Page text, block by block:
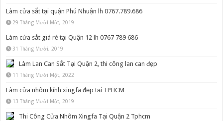
Làm cửa sắt tại quận Phú Nhuận lh 0767.789.686
29 Tháng Mười Một, 2019
Làm cửa sắt giá rẻ tại Quận 12 lh 0767 789 686
31 Tháng Mười, 2019
Làm Lan Can Sắt Tại Quận 2, thi công lan can đẹp
11 Tháng Mười Một, 2022
Làm cửa nhôm kính xingfa đẹp tại TPHCM
13 Tháng Mười Một, 2019
Thi Công Cửa Nhôm Xingfa Tại Quận 2 Tphcm